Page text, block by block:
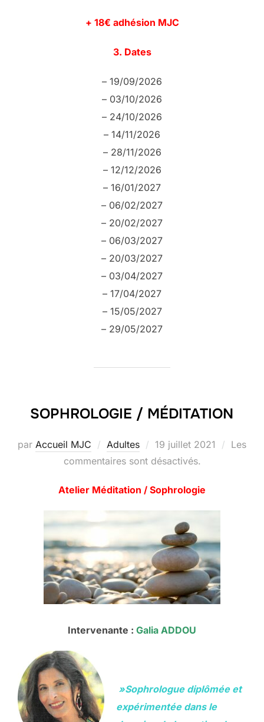
+ 18€ adhésion MJC
3. Dates
– 19/09/2026
– 03/10/2026
– 24/10/2026
– 14/11/2026
– 28/11/2026
– 12/12/2026
– 16/01/2027
– 06/02/2027
– 20/02/2027
– 06/03/2027
– 20/03/2027
– 03/04/2027
– 17/04/2027
– 15/05/2027
– 29/05/2027
SOPHROLOGIE / MÉDITATION
par Accueil MJC Adultes
Publié
le
19 juillet 2021
Les
commentaires sont désactivés.
Atelier Méditation / Sophrologie
Intervenante : Galia ADDOU
»Sophrologue diplômée et
expérimentée dans le